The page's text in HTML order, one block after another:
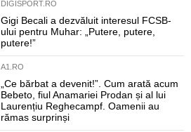
DIGISPORT.RO
Gigi Becali a dezvăluit interesul FCSB-
ului pentru Muhar: „Putere, putere,
putere!”
A1.RO
„Ce bărbat a devenit!”. Cum arată acum
Bebeto, fiul Anamariei Prodan și al lui
Laurențiu Reghecampf. Oamenii au
rămas surprinși